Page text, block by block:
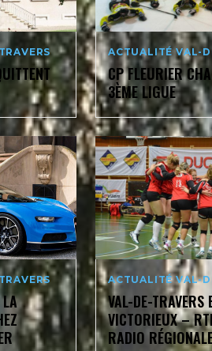
ACTUALITÉ VAL-
CP FLEURIER
3ÈME LIGUE
ACTUALITÉ VAL-
VAL-DE-TRAVERS
VICTORIEUX –
RADIO